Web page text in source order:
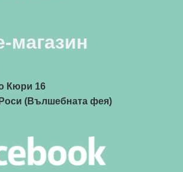
магазин
Кюри 16
(Вълшебната фея)